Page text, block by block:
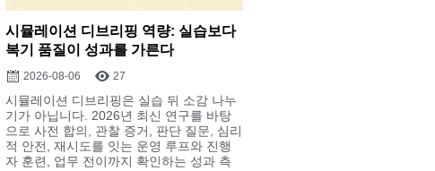
시뮬레이션 디브리핑 역량: 실습보다
복기 품질이 성과를 가른다
2026-08-06 27
시뮬레이션 디브리핑은 실습 뒤 소감 나누
기가 아닙니다. 2026년 최신 연구를 바탕
으로 사전 합의, 관찰 증거, 판단 질문, 심리
적 안전, 재시도를 잇는 운영 루프와 진행
자 훈련, 업무 전이까지 확인하는 성과 측